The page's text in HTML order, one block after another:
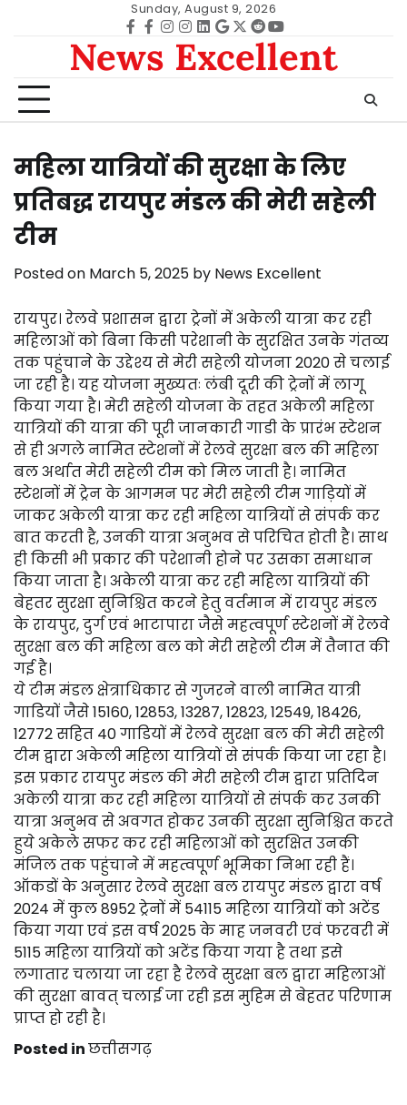
Sunday, August 9, 2026
Facebook
facebook
Instagram
instagram
Linkedin
google
Twitter
redditYoutube
News Excellent
महिला यात्रियों की सुरक्षा के लिए
प्रतिबद्ध रायपुर मंडल की मेरी सहेली
टीम
Posted on March 5, 2025 by News Excellent
रायपुर। रेलवे प्रशासन द्वारा ट्रेनों में अकेली यात्रा कर रही
महिलाओं को बिना किसी परेशानी के सुरक्षित उनके गंतव्य
तक पहुंचाने के उद्देश्य से मेरी सहेली योजना 2020 से चलाई
जा रही है। यह योजना मुख्यतः लंबी दूरी की ट्रेनों में लागू
किया गया है। मेरी सहेली योजना के तहत अकेली महिला
यात्रियों की यात्रा की पूरी जानकारी गाडी के प्रारंभ स्टेशन
से ही अगले नामित स्टेशनों में रेलवे सुरक्षा बल की महिला
बल अर्थात मेरी सहेली टीम को मिल जाती है। नामित
स्टेशनों में ट्रेन के आगमन पर मेरी सहेली टीम गाड़ियों में
जाकर अकेली यात्रा कर रही महिला यात्रियों से संपर्क कर
बात करती है, उनकी यात्रा अनुभव से परिचित होती है। साथ
ही किसी भी प्रकार की परेशानी होने पर उसका समाधान
किया जाता है। अकेली यात्रा कर रही महिला यात्रियों की
बेहतर सुरक्षा सुनिश्चित करने हेतु वर्तमान में रायपुर मंडल
के रायपुर, दुर्ग एवं भाटापारा जैसे महत्वपूर्ण स्टेशनों में रेलवे
सुरक्षा बल की महिला बल को मेरी सहेली टीम में तैनात की
गई है।
ये टीम मंडल क्षेत्राधिकार से गुजरने वाली नामित यात्री
गाडियों जैसे 15160, 12853, 13287, 12823, 12549, 18426,
12772 सहित 40 गाडियों में रेलवे सुरक्षा बल की मेरी सहेली
टीम द्वारा अकेली महिला यात्रियों से संपर्क किया जा रहा है।
इस प्रकार रायपुर मंडल की मेरी सहेली टीम द्वारा प्रतिदिन
अकेली यात्रा कर रही महिला यात्रियों से संपर्क कर उनकी
यात्रा अनुभव से अवगत होकर उनकी सुरक्षा सुनिश्चित करते
हुये अकेले सफर कर रही महिलाओं को सुरक्षित उनकी
मंजिल तक पहुंचाने में महत्वपूर्ण भूमिका निभा रही हैं।
ऑकडों के अनुसार रेलवे सुरक्षा बल रायपुर मंडल द्वारा वर्ष
2024 में कुल 8952 ट्रेनों में 54115 महिला यात्रियों को अटेंड
किया गया एवं इस वर्ष 2025 के माह जनवरी एवं फरवरी में
5115 महिला यात्रियों को अटेंड किया गया है तथा इसे
लगातार चलाया जा रहा है रेलवे सुरक्षा बल द्वारा महिलाओं
की सुरक्षा बावत् चलाई जा रही इस मुहिम से बेहतर परिणाम
प्राप्त हो रही है।
Posted inछत्तीसगढ़